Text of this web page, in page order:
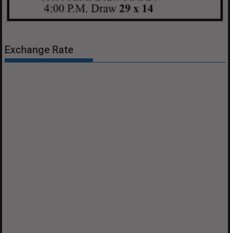
Exchange Rate